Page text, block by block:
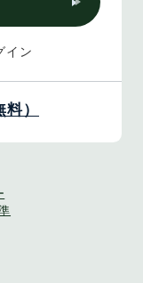
イン
）